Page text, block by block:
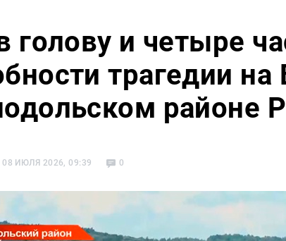
голову и четыре
трагедии на
районе
08 ИЮЛЯ 2026, 09:39 0